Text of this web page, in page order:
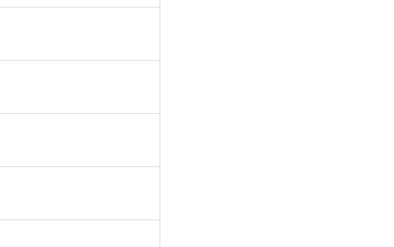
去に遡って非含有を証明するものではありません。
では、対応完了までの期間は出荷製品に未対応品が
た。
から、特段のことがない限り、2022年1月12日よ